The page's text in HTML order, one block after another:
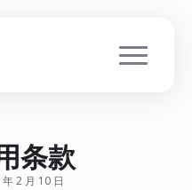
条款
2 月 10 日